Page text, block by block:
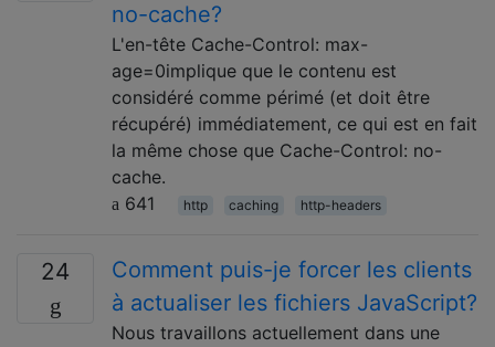
no-cache?
L'en-tête Cache-Control: max-
age=0implique que le contenu est
considéré comme périmé (et doit être
récupéré) immédiatement, ce qui est en fait
la même chose que Cache-Control: no-
cache.
641
http caching http-headers
24
Comment puis-je forcer les clients
à actualiser les fichiers JavaScript?
Nous travaillons actuellement dans une